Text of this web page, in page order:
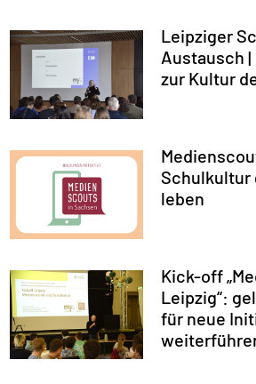
Leipziger
Austausch
zur Kultur
Schulkultur
leben
Kick-off
Leipzig“:
für neue